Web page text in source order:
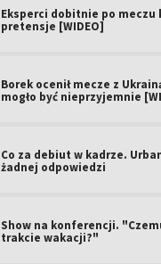
Eksperci dobitnie po meczu
pretensje [WIDEO]
Borek ocenił mecze z
mogło być nieprzyjemnie
Co za debiut w kadrze.
żadnej odpowiedzi
Show na konferencji.
trakcie wakacji?"